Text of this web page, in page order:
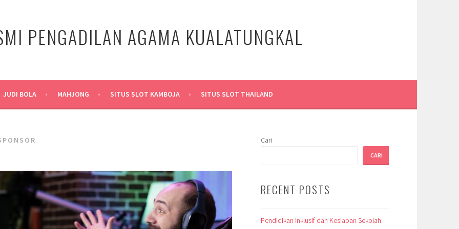
PENGADILAN AGAMA KUALATUNGKAL
JUDI BOLA MAHJONG SITUS SLOT KAMBOJA SITUS SLOT THAILAND
Cari
CARI
RECENT POSTS
Pendidikan Inklusif dan Kesiapan Sekolah